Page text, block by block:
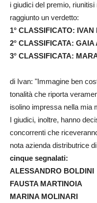
i giudici del premio,
raggiunto un verdetto:
1° CLASSIFICATO:
2° CLASSIFICATA:
3° CLASSIFICATA:
di Ivan: "Immagine ben
tonalità che riporta
isolino impressa nella mia
I giudici, inoltre, hanno
concorrenti che
nota azienda distributrice
cinque segnalati:
ALESSANDRO BOLDINI
FAUSTA MARTINOIA
MARINA MOLINARI